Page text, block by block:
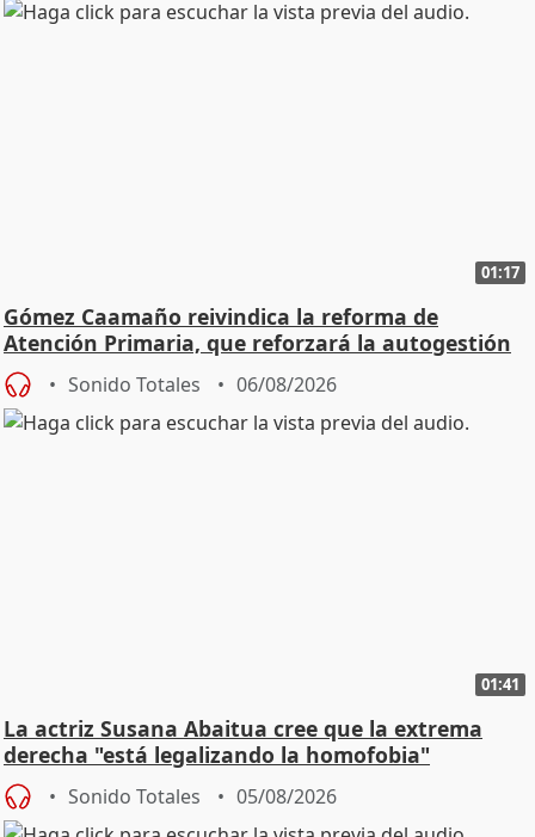
01:17
Gómez Caamaño reivindica la reforma de
Atención Primaria, que reforzará la autogestión
Sonido Totales 06/08/2026
01:41
La actriz Susana Abaitua cree que la extrema
derecha "está legalizando la homofobia"
Sonido Totales 05/08/2026